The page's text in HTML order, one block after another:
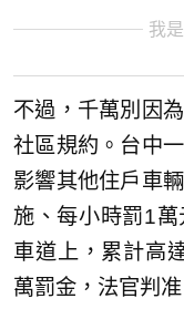
我
不過，千萬別因
社區規約。台中
影響其他住戶車
施、每小時罰1
車道上，累計高
萬罰金，法官判准